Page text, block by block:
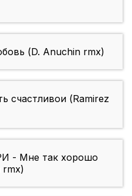
(D. Anuchin rmx)
счастливои (Ramirez
- Мне так хорошо
rmx)